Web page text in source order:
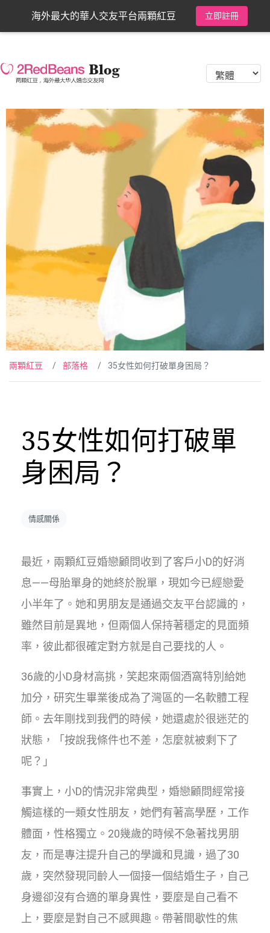
海外最大的華人交友平台兩顆紅豆 立即註冊
兩顆紅豆 部落格 35女性如何打破單身困局？
35女性如何打破單
身困局？
情感關係
最近，兩顆紅豆婚戀顧問收到了客戶小D的好消
息——母胎單身的她終於脫單，現如今已經戀愛
小半年了。她和男朋友是通過交友平台認識的，
雖然目前是異地，但兩個人保持著穩定的見面頻
率，彼此都很確定對方就是自己要找的人。
36歲的小D身材高挑，笑起來兩個酒窩特別給她
加分，研究生畢業後成為了灣區的一名軟體工程
師。去年剛找到我們的時候，她還處於很迷茫的
狀態，「按說我條件也不差，怎麼就被剩下了
呢？」
事實上，小D的情況非常典型，婚戀顧問經常接
觸這樣的一類女性朋友，她們有著高學歷，工作
體面，性格獨立。20幾歲的時候不急著找男朋
友，而是專注提升自己的學識和見識，過了30
歲，突然發現同齡人一個接一個結婚生子，自己
身邊卻沒有合適的單身異性，要麼是自己看不
上，要麼是對自己不感興趣。帶著間歇性的焦